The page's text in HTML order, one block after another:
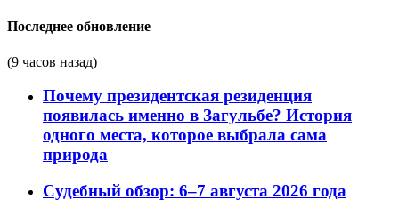
Последнее обновление
(9 часов назад)
Почему президентская резиденция
появилась именно в Загульбе? История
одного места, которое выбрала сама
природа
Судебный обзор: 6–7 августа 2026 года